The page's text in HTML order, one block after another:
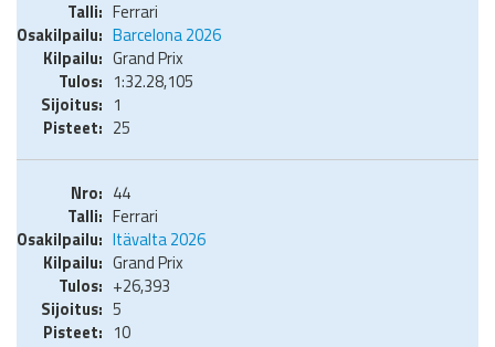
Ferrari
Barcelona 2026
Grand Prix
1:32.28,105
1
25
44
Ferrari
Itävalta 2026
Grand Prix
+26,393
5
10